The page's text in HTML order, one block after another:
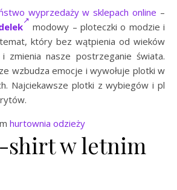
wyprzedaży w sklepach online –
modowy – ploteczki o modzie i
który bez wątpienia od wieków
zmienia nasze postrzeganie świata.
wzbudza emocje i wywołuje plotki w
Najciekawsze plotki z wybiegów i pl
hurtownia odzieży
shirt w letnim